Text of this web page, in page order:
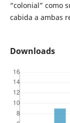
“colonial” como
cabida a ambas
Downloads